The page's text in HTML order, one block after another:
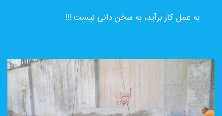
به عمل کار برآید، به سخن دانی نیست !!!